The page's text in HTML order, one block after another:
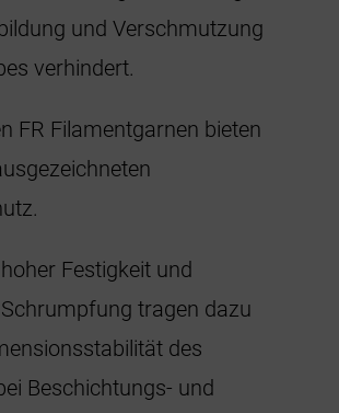
und Verschmutzung
verhindert.
FR Filamentgarnen bieten
Festigkeit und
tragen dazu
des
Beschichtungs- und